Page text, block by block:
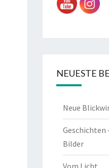
NEUESTE
Neue
Geschichten
Bilder
Vom Licht